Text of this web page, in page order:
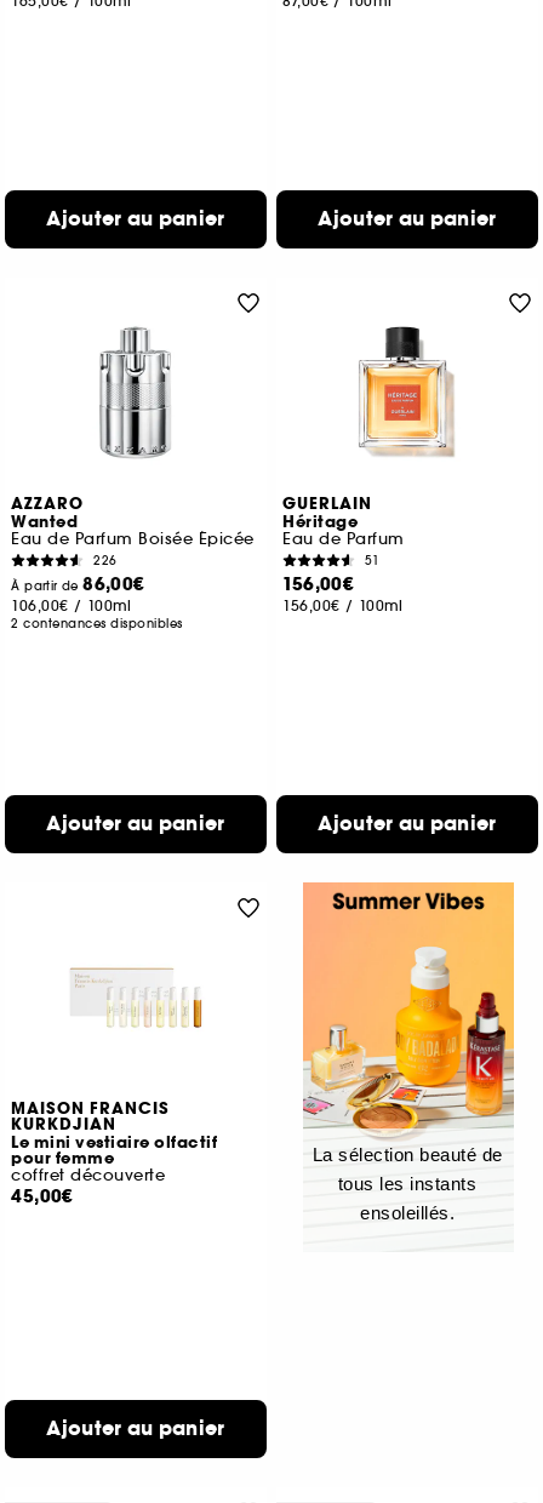
Ajouter au panier Ajouter au panier
AZZARO
Wanted
Eau de Parfum Boisée Épicée
226
À partir de86,00€
106,00€ / 100ml
2 contenances disponibles
Ajouter au panier
GUERLAIN
Héritage
Eau de Parfum
51
156,00€
156,00€ / 100ml
Ajouter au panier
MAISON FRANCIS
KURKDJIAN
Le mini vestiaire olfactif
pour femme
coffret découverte
45,00€
Ajouter au panier
La sélection beauté de
tous les instants
ensoleillés.